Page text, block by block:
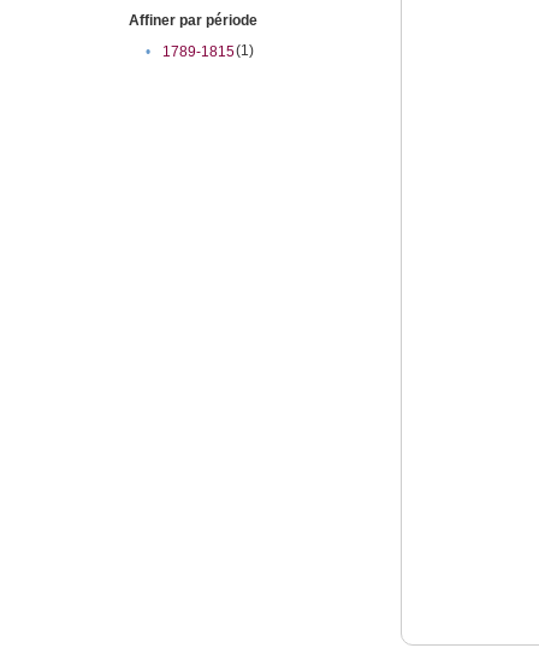
Affiner par période
•
1789-1815(1)